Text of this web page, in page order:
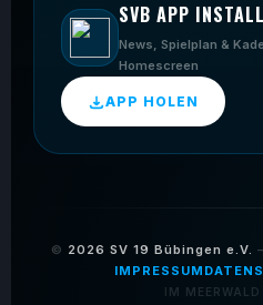
SVB APP
News, Spielplan &
Homescreen
APP HOLEN
© 2026 SV 19 Bübingen e.V.
IMPRESSUM
IM